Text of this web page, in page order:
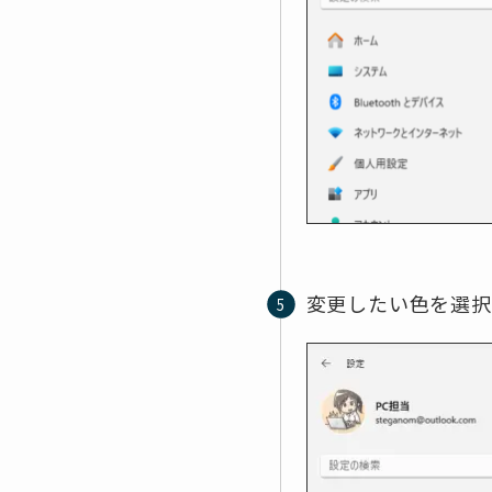
変更したい色を選